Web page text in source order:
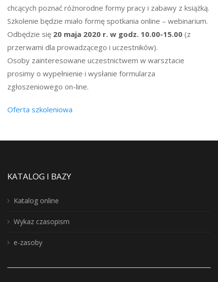
chcących poznać różnorodne formy pracy i zabawy z książką.
Szkolenie będzie miało formę spotkania online – webinarium.
Odbędzie się 20 maja 2020 r. w godz. 10.00-15.00 (z
przerwami dla prowadzącego i uczestników).
Osoby zainteresowane uczestnictwem w warsztacie
prosimy o wypełnienie i wysłanie formularza
zgłoszeniowego on-line.
Oferta szkoleniowa
KATALOG I BAZY
Katalog online
Wykaz czasopism
e-zasoby